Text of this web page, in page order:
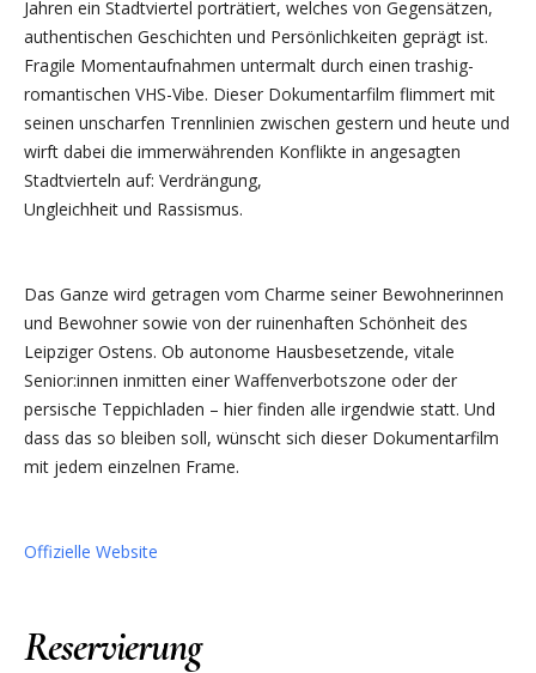
Jahren ein Stadtviertel porträtiert, welches von Gegensätzen,
authentischen Geschichten und Persönlichkeiten geprägt ist.
Fragile Momentaufnahmen untermalt durch einen trashig-
romantischen VHS-Vibe. Dieser Dokumentarfilm flimmert mit
seinen unscharfen Trennlinien zwischen gestern und heute und
wirft dabei die immerwährenden Konflikte in angesagten
Stadtvierteln auf: Verdrängung,
Ungleichheit und Rassismus.
Das Ganze wird getragen vom Charme seiner Bewohnerinnen
und Bewohner sowie von der ruinenhaften Schönheit des
Leipziger Ostens. Ob autonome Hausbesetzende, vitale
Senior:innen inmitten einer Waffenverbotszone oder der
persische Teppichladen – hier finden alle irgendwie statt. Und
dass das so bleiben soll, wünscht sich dieser Dokumentarfilm
mit jedem einzelnen Frame.
Offizielle Website
Reservierung